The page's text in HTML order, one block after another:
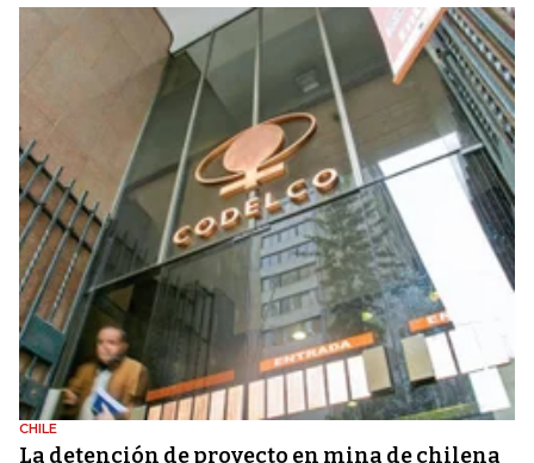
CHILE
La detención de proyecto en mina de chilena